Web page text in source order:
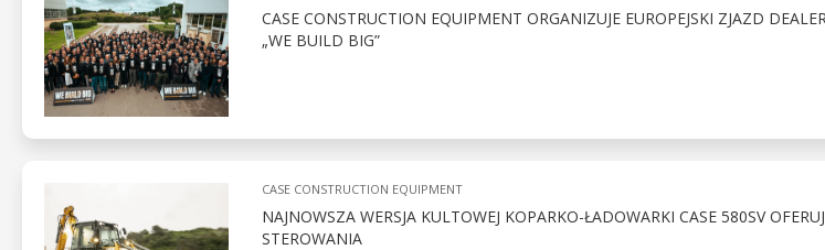
CASE CONSTRUCTION EQUIPMENT ORGANIZUJE EUROPEJSKI ZJAZD
„WE BUILD BIG”
CASE CONSTRUCTION EQUIPMENT
NAJNOWSZA WERSJA KULTOWEJ KOPARKO-ŁADOWARKI CASE 580SV
STEROWANIA